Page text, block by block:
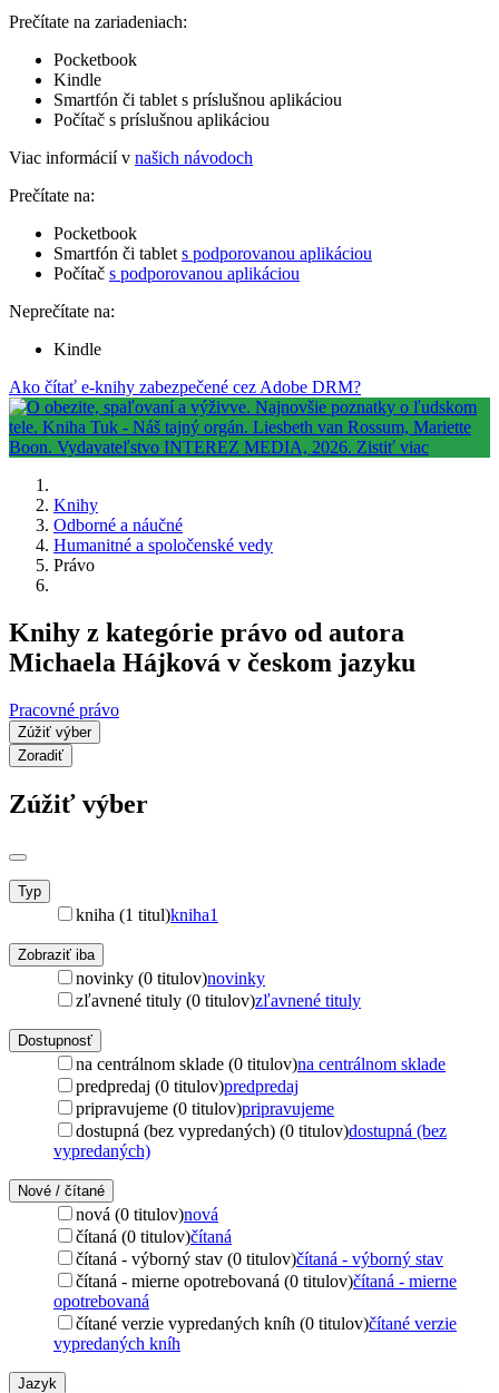
Prečítate na zariadeniach:
Pocketbook
Kindle
Smartfón či tablet s príslušnou aplikáciou
Počítač s príslušnou aplikáciou
Viac informácií v našich návodoch
Prečítate na:
Pocketbook
Smartfón či tablet s podporovanou aplikáciou
Počítač s podporovanou aplikáciou
Neprečítate na:
Kindle
Ako čítať e-knihy zabezpečené cez Adobe DRM?
Knihy
Odborné a náučné
Humanitné a spoločenské vedy
Právo
Knihy z kategórie právo od autora
Michaela Hájková v českom jazyku
Pracovné právo
Zúžiť výber
Zoradiť
Zúžiť výber
Typ
kniha (1 titul)kniha1
Zobraziť iba
novinky (0 titulov)novinky
zľavnené tituly (0 titulov)zľavnené tituly
Dostupnosť
na centrálnom sklade (0 titulov)na centrálnom sklade
predpredaj (0 titulov)predpredaj
pripravujeme (0 titulov)pripravujeme
dostupná (bez vypredaných) (0 titulov)dostupná (bez
vypredaných)
Nové / čítané
nová (0 titulov)nová
čítaná (0 titulov)čítaná
čítaná - výborný stav (0 titulov)čítaná - výborný stav
čítaná - mierne opotrebovaná (0 titulov)čítaná - mierne
opotrebovaná
čítané verzie vypredaných kníh (0 titulov)čítané verzie
vypredaných kníh
Jazyk